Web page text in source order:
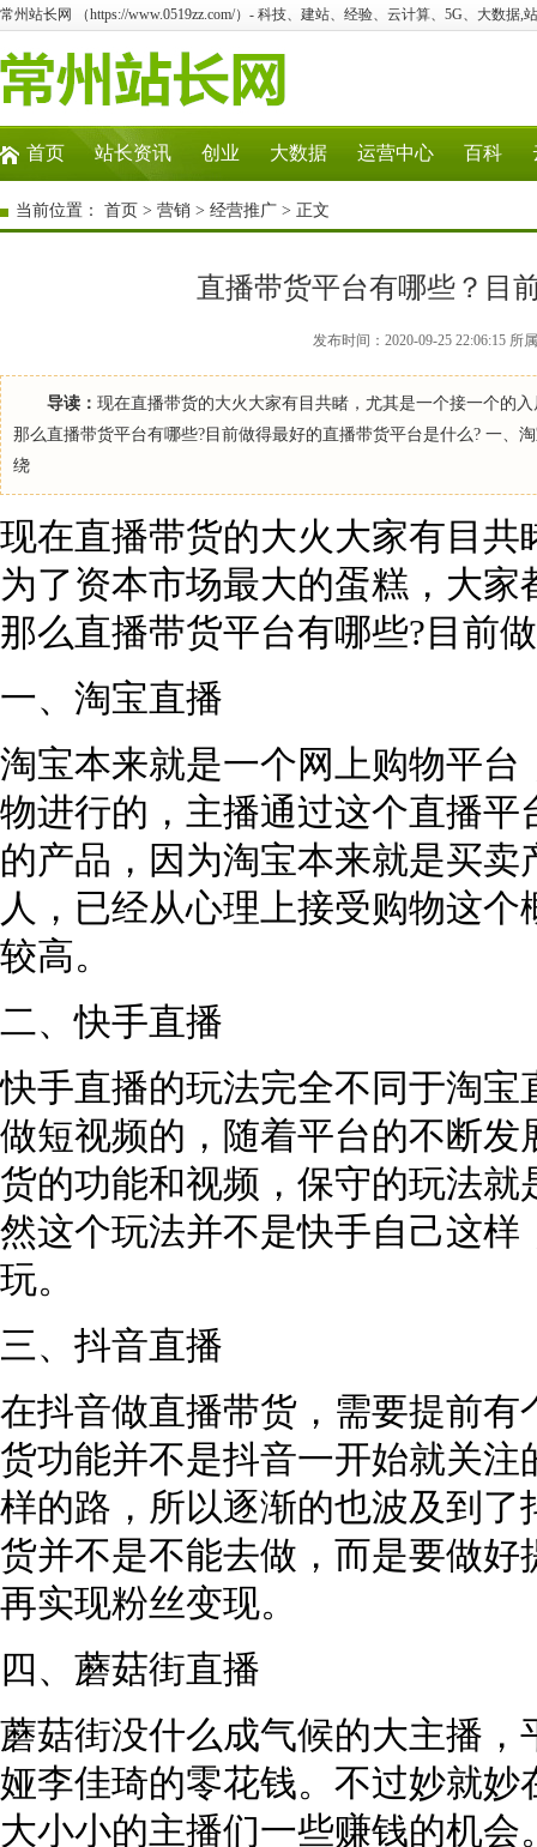
常州站长网 （https://www.0519zz.com/）- 科技、建站、经验、云计算、5G、大数据,
首页 站长资讯 创业 大数据 运营中心 百科
当前位置： 首页 > 营销 > 经营推广 > 正文
直播带货平台有哪些？目
发布时间：2020-09-25 22:06:15
导读： 现在直播带货的大火大家有目共睹，尤其是一个接一个的
那么直播带货平台有哪些?目前做得最好的直播带货平台是什么? 一、
绕
现在直播带货的大火大家有目
为了资本市场最大的蛋糕，大
那么直播带货平台有哪些?目前
一、淘宝直播
淘宝本来就是一个网上购物平
物进行的，主播通过这个直播平
的产品，因为淘宝本来就是买
人，已经从心理上接受购物这
较高。
二、快手直播
快手直播的玩法完全不同于淘
做短视频的，随着平台的不断
货的功能和视频，保守的玩法
然这个玩法并不是快手自己这
玩。
三、抖音直播
在抖音做直播带货，需要提前
货功能并不是抖音一开始就关
样的路，所以逐渐的也波及到
货并不是不能去做，而是要做
再实现粉丝变现。
四、蘑菇街直播
蘑菇街没什么成气候的大主播
娅李佳琦的零花钱。不过妙就
大小小的主播们一些赚钱的机